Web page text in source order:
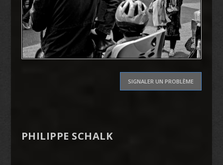
SIGNALER UN PROBLÈME
PHILIPPE SCHALK